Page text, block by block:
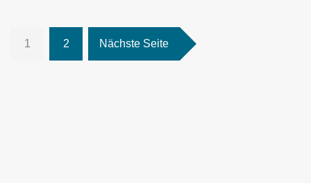
1 2 Nächste Seite